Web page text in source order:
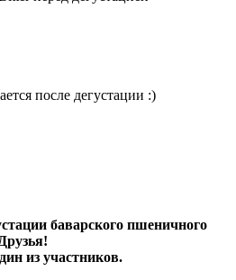
после дегустации :)
баварского пшеничного
из участников.